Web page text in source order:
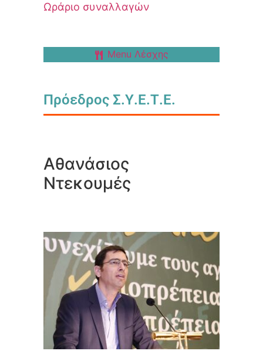
Ωράριο συναλλαγών
Menu Λέσχης
Πρόεδρος Σ.Υ.Ε.Τ.Ε.
Αθανάσιος
Ντεκουμές